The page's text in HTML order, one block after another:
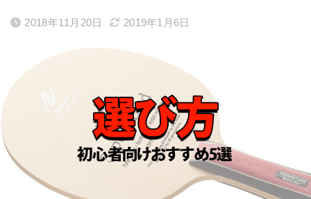
2018年11月20日 2019年1月6日